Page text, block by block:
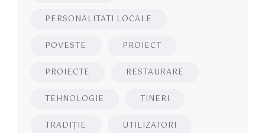
PERSONALITATI LOCALE
POVESTE PROIECT
PROIECTE RESTAURARE
TEHNOLOGIE TINERI
TRADIȚIE UTILIZATORI